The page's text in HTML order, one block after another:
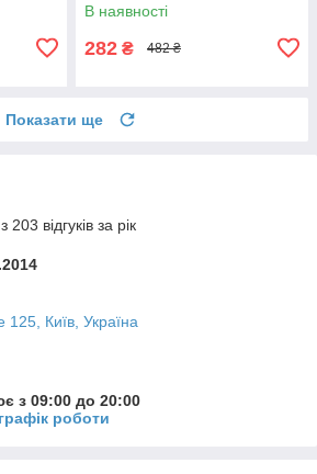
В наявності
282 ₴ 482 ₴
Показати ще
відгуків за рік
125, Київ, Україна
з 09:00 до 20:00
роботи